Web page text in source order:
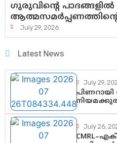
ഗുരുവിന്റെ പാദങ്ങളിൽ
ആത്മസമർപ്പണത്തിന്റെ
അമൃതാനന്ദമയി
ഗുരുപൂർണിമ
July 29, 2026
Latest News
July 29,
വിജയൻ
July 26,